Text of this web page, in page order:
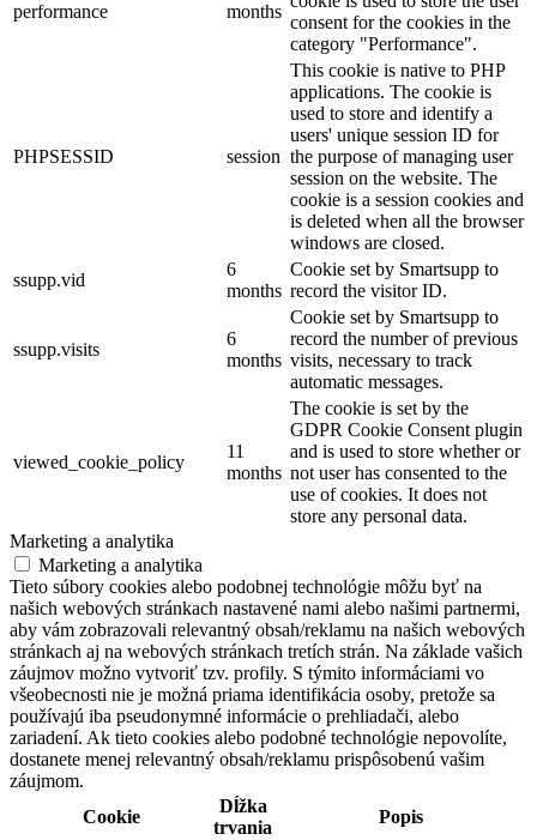
performance
months
consent for the cookies in the
category "Performance".
PHPSESSID session
This cookie is native to PHP
applications. The cookie is
used to store and identify a
users' unique session ID for
the purpose of managing user
session on the website. The
cookie is a session cookies and
is deleted when all the browser
windows are closed.
ssupp.vid
6
months
Cookie set by Smartsupp to
record the visitor ID.
ssupp.visits
6
months
Cookie set by Smartsupp to
record the number of previous
visits, necessary to track
automatic messages.
viewed_cookie_policy
11
months
The cookie is set by the
GDPR Cookie Consent plugin
and is used to store whether or
not user has consented to the
use of cookies. It does not
store any personal data.
Marketing a analytika
Marketing a analytika
Tieto súbory cookies alebo podobnej technológie môžu byť na
našich webových stránkach nastavené nami alebo našimi partnermi,
aby vám zobrazovali relevantný obsah/reklamu na našich webových
stránkach aj na webových stránkach tretích strán. Na základe vašich
záujmov možno vytvoriť tzv. profily. S týmito informáciami vo
všeobecnosti nie je možná priama identifikácia osoby, pretože sa
používajú iba pseudonymné informácie o prehliadači, alebo
zariadení. Ak tieto cookies alebo podobné technológie nepovolíte,
dostanete menej relevantný obsah/reklamu prispôsobenú vašim
záujmom.
Cookie
Dĺžka
trvania
Popis